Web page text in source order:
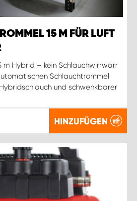
15 M FÜR LUFT
m Hybrid – kein Schlauchwirrwarr
Schlauchtrommel
und schwenkbarer
HINZUFÜGEN